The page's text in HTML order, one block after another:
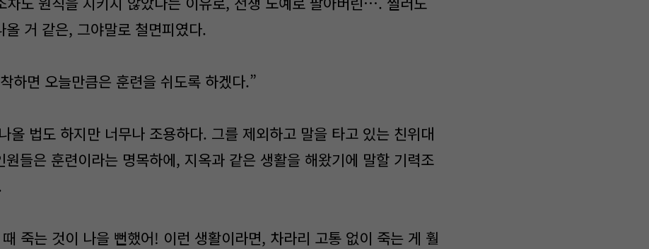
거 같은, 그야말로 철면피였다.
하면 오늘만큼은 훈련을 쉬도록 하겠다.”
올 법도 하지만 너무나 조용하다. 그를 제외하고 말을 타고 있는 친위대
원들은 훈련이라는 명목하에, 지옥과 같은 생활을 해왔기에 말할 기력조
죽는 것이 나을 뻔했어! 이런 생활이라면, 차라리 고통 없이 죽는 게 훨